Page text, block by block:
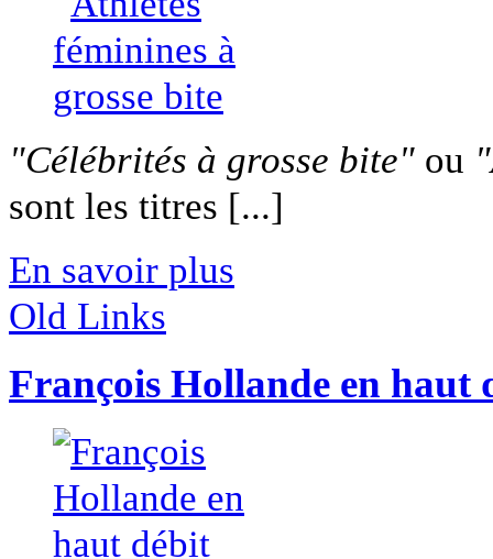
"Célébrités à grosse bite" ou
sont les titres [...]
En savoir plus
Old Links
François Hollande en haut